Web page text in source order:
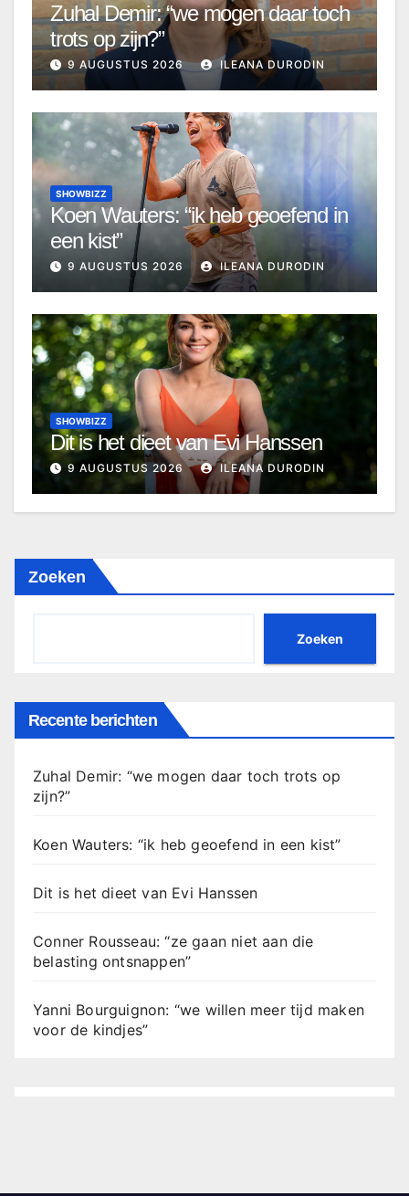
Zuhal Demir: “we mogen daar toch
trots op zijn?”
9 AUGUSTUS 2026 ILEANA DURODIN
SHOWBIZZ
Koen Wauters: “ik heb geoefend in
een kist”
9 AUGUSTUS 2026 ILEANA DURODIN
SHOWBIZZ
Dit is het dieet van Evi Hanssen
9 AUGUSTUS 2026 ILEANA DURODIN
Zoeken
Zoeken
Recente berichten
Zuhal Demir: “we mogen daar toch trots op
zijn?”
Koen Wauters: “ik heb geoefend in een kist”
Dit is het dieet van Evi Hanssen
Conner Rousseau: “ze gaan niet aan die
belasting ontsnappen”
Yanni Bourguignon: “we willen meer tijd maken
voor de kindjes”